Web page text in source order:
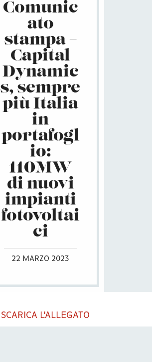
Comunic
ato
stampa –
Capital
Dynamic
s, sempre
più Italia
in
portafogl
io:
110MW
di nuovi
impianti
fotovoltai
ci
22 MARZO 2023
SCARICA L'ALLEGATO